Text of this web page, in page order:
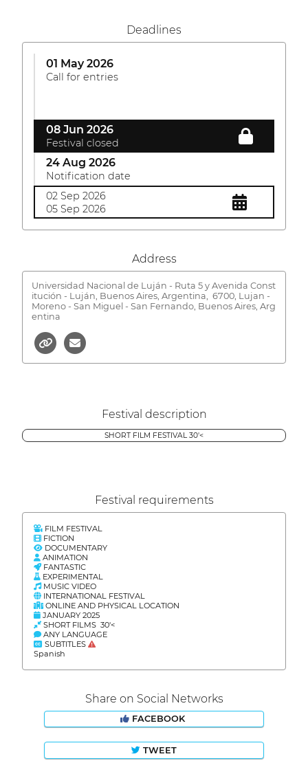
Deadlines
01 May 2026
Call for entries
08 Jun 2026
Festival closed
24 Aug 2026
Notification date
02 Sep 2026
05 Sep 2026
Address
Universidad Nacional de Luján - Ruta 5 y Avenida Const
itución - Luján, Buenos Aires, Argentina,
6700, Lujan -
Moreno - San Miguel - San Fernando, Buenos Aires, Arg
entina
Festival description
SHORT FILM FESTIVAL 30'<
Festival requirements
FILM FESTIVAL
FICTION
DOCUMENTARY
ANIMATION
FANTASTIC
EXPERIMENTAL
MUSIC VIDEO
INTERNATIONAL FESTIVAL
ONLINE AND PHYSICAL LOCATION
JANUARY 2025
SHORT FILMS 30'<
ANY LANGUAGE
SUBTITLES
Spanish
Share on Social Networks
FACEBOOK
TWEET